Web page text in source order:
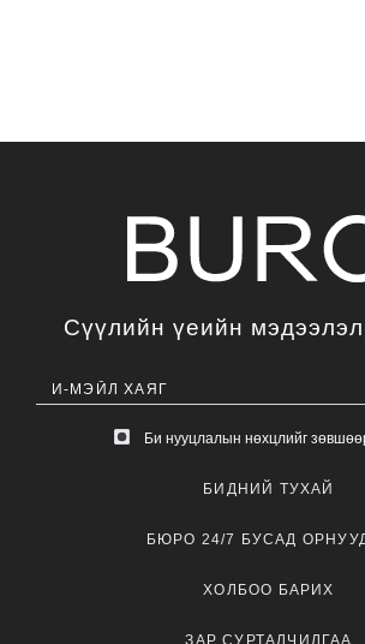
Сүүлийн үеийн
Би нууцлалын нөхцлийг
БИДНИЙ ТУХАЙ
БЮРО 24/7 БУСАД
ХОЛБОО БАРИХ
ЗАР СУРТАЛЧИЛГАА